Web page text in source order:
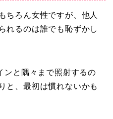
ちろん女性ですが、他人
れるのは誰でも恥ずかし
ンと隅々まで照射するの
と、最初は慣れないかも